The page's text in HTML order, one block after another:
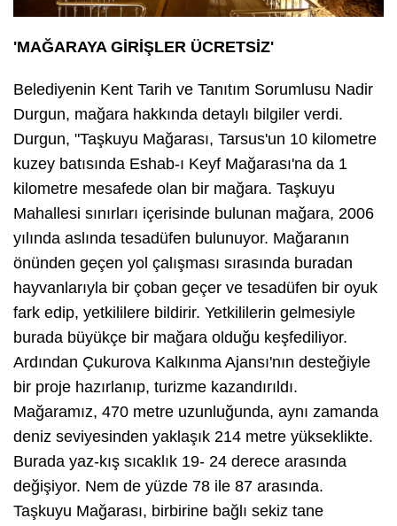
'MAĞARAYA GİRİŞLER ÜCRETSİZ'
Belediyenin Kent Tarih ve Tanıtım Sorumlusu Nadir
Durgun, mağara hakkında detaylı bilgiler verdi.
Durgun, "Taşkuyu Mağarası, Tarsus'un 10 kilometre
kuzey batısında Eshab-ı Keyf Mağarası'na da 1
kilometre mesafede olan bir mağara. Taşkuyu
Mahallesi sınırları içerisinde bulunan mağara, 2006
yılında aslında tesadüfen bulunuyor. Mağaranın
önünden geçen yol çalışması sırasında buradan
hayvanlarıyla bir çoban geçer ve tesadüfen bir oyuk
fark edip, yetkililere bildirir. Yetkililerin gelmesiyle
burada büyükçe bir mağara olduğu keşfediliyor.
Ardından Çukurova Kalkınma Ajansı'nın desteğiyle
bir proje hazırlanıp, turizme kazandırıldı.
Mağaramız, 470 metre uzunluğunda, aynı zamanda
deniz seviyesinden yaklaşık 214 metre yükseklikte.
Burada yaz-kış sıcaklık 19- 24 derece arasında
değişiyor. Nem de yüzde 78 ile 87 arasında.
Taşkuyu Mağarası, birbirine bağlı sekiz tane